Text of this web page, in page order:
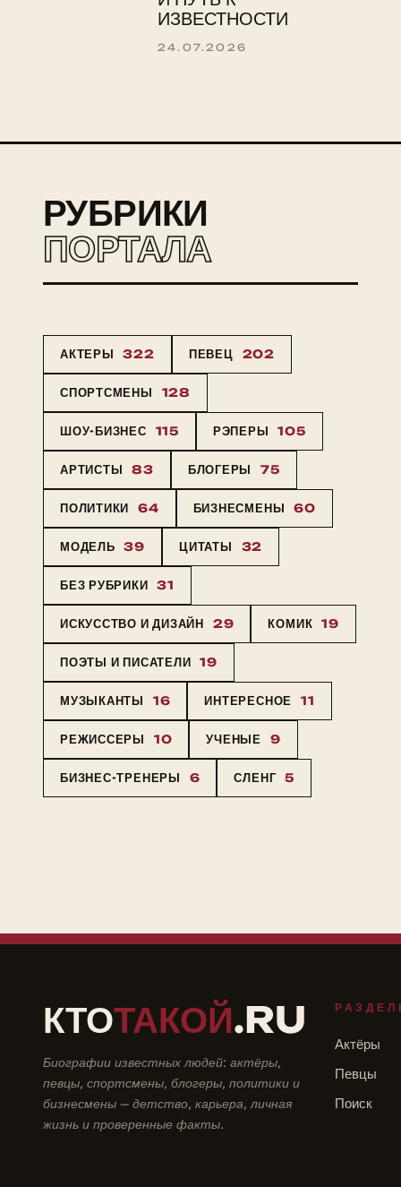
ИЗВЕСТНОСТИ
24.07.2026
РУБРИКИ
ПОРТАЛА
АКТЕРЫ 322 ПЕВЕЦ 202
СПОРТСМЕНЫ 128
ШОУ-БИЗНЕС 115 РЭПЕРЫ 105
АРТИСТЫ 83 БЛОГЕРЫ 75
ПОЛИТИКИ 64 БИЗНЕСМЕНЫ 60
МОДЕЛЬ 39 ЦИТАТЫ 32
БЕЗ РУБРИКИ 31
ИСКУССТВО И ДИЗАЙН 29 КОМИК 19
ПОЭТЫ И ПИСАТЕЛИ 19
МУЗЫКАНТЫ 16 ИНТЕРЕСНОЕ 11
РЕЖИССЕРЫ 10 УЧЕНЫЕ 9
БИЗНЕС-ТРЕНЕРЫ 6 СЛЕНГ 5
КТОТАКОЙ.RU
Биографии известных людей: актёры,
певцы, спортсмены, блогеры, политики и
бизнесмены — детство, карьера, личная
жизнь и проверенные факты.
Актёры
Певцы
Поиск